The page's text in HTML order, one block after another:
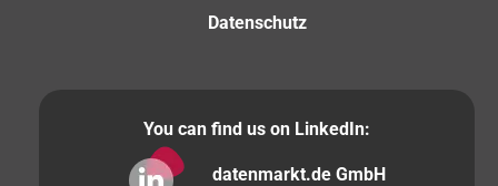
Datenschutz
You can find us on LinkedIn:
datenmarkt.de GmbH